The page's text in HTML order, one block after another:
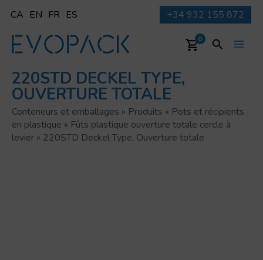
contenu
CA EN FR ES +34 932 155 872
0
220STD DECKEL TYPE,
OUVERTURE TOTALE
Conteneurs et emballages » Produits » Pots et récipients
en plastique » Fûts plastique ouverture totale cercle à
levier » 220STD Deckel Type, Ouverture totale